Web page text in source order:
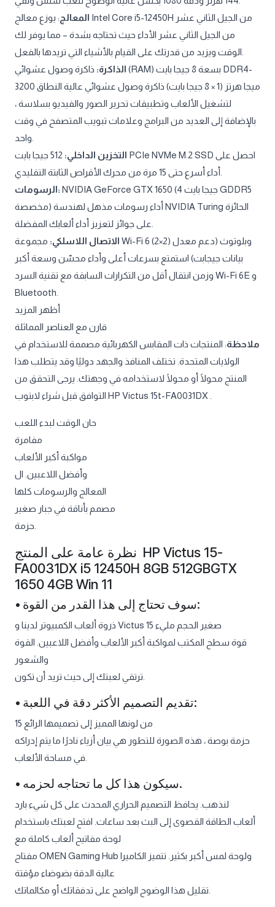
المعالج : يوزع معالج Intel Core i5-12450H من الجيل الثاني عشر
من الجيل الثاني عشر الأداء حيث تحتاجه بشدة – مما يوفر لك
الذاكرة: ذاكرة وصول عشوائي (RAM) بسعة 8 جيجا بايت DDR4-
3200 ميجا هرتز (1 × 8 جيجا بايت) ذاكرة وصول عشوائي عالية النطاق
لتشغيل الألعاب وتطبيقات تحرير الصور والفيديو بسلاسة ،
بالإضافة إلى العديد من البرامج وعلامات تبويب المتصفح في وقت
التخزين الداخلي:
512 جيجا بايت PCIe NVMe M.2 SSD احصل على
الرسومات: NVIDIA GeForce GTX 1650 (4 جيجا بايت GDDR5
مخصصة) أداء رسومات مذهل لهندسة NVIDIA Turing الحائزة
الاتصال اللاسلكي: مجموعة Wi-Fi 6 (2×2) وبلوتوث (دعم معدل
بيانات جيجابت) استمتع بسرعات أعلى وأداء محسّن وسعة أكبر
وزمن انتقال أقل من التكرارات السابقة مع تقنية السرد Wi-Fi 6E و
Bluetooth.
أظهر المزيد
قارن مع العناصر المماثلة
ملاحظة: المنتجات ذات المقابس الكهربائية مصممة للاستخدام في
الولايات المتحدة. تختلف المنافذ والجهد دوليًا وقد يتطلب هذا
المنتج محولًا أو محولًا لاستخدامه في وجهتك. يرجى التحقق من
التوافق قبل شراء لابتوب HP Victus 15t-FA0031DX .
حان الوقت لبدء اللعب
مفامرة
مواكبة أكبر الألعاب
وأفضل اللاعبين. ال
المعالج والرسومات كلها
مصمم بأناقة في جبار صغير
نظرة عامة على المنتج HP Victus 15-
FA0031DX i5 12450H 8GB 512GBGTX
1650 4GB Win 11
• سوف تحتاج إلى هذا القدر من القوة:
ذروة ألعاب الكمبيوتر لدينا و Victus 15 صغير الحجم مليء
قوة سطح المكتب لمواكبة أكبر الألعاب وأفضل اللاعبين. القوة
والشعور
• تقديم التصميم الأكثر دقة في اللعبة:
من لونها المميز إلى تصميمها الرائع 15
حزمة بوصة ، هذه الصورة للتطور هي بيان أزياء نادرًا ما يتم إدراكه
• سيكون هذا كل ما تحتاجه لحزمه.
لنذهب. يحافظ التصميم الحراري المحدث على كل شيء بارد
ألعاب الطاقة القصوى إلى البث بعد ساعات. افتح لعبتك باستخدام
لوحة مفاتيح ألعاب كاملة مع
مفتاح OMEN Gaming Hub ولوحة لمس أكبر بكثير. تتميز الكاميرا
عالية الدقة بضوضاء مؤقتة